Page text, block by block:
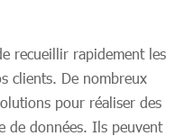
recueillir rapidement les
clients. De nombreux
pour réaliser des
de données. Ils peuvent